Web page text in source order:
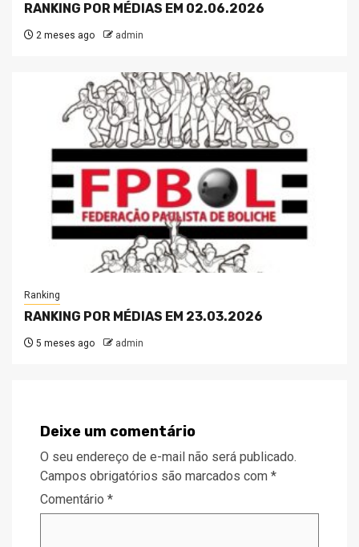
RANKING POR MÉDIAS EM 02.06.2026
2 meses ago admin
Ranking
RANKING POR MÉDIAS EM 23.03.2026
5 meses ago admin
Deixe um comentário
O seu endereço de e-mail não será publicado.
Campos obrigatórios são marcados com *
Comentário *